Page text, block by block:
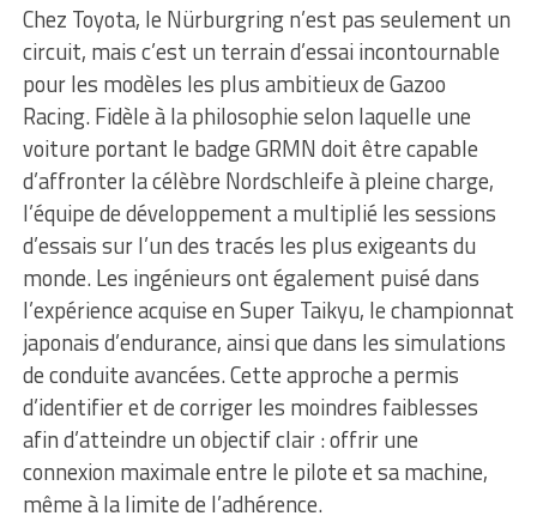
Chez Toyota, le Nürburgring n’est pas seulement un
circuit, mais c’est un terrain d’essai incontournable
pour les modèles les plus ambitieux de Gazoo
Racing. Fidèle à la philosophie selon laquelle une
voiture portant le badge GRMN doit être capable
d’affronter la célèbre Nordschleife à pleine charge,
l’équipe de développement a multiplié les sessions
d’essais sur l’un des tracés les plus exigeants du
monde. Les ingénieurs ont également puisé dans
l’expérience acquise en Super Taikyu, le championnat
japonais d’endurance, ainsi que dans les simulations
de conduite avancées. Cette approche a permis
d’identifier et de corriger les moindres faiblesses
afin d’atteindre un objectif clair : offrir une
connexion maximale entre le pilote et sa machine,
même à la limite de l’adhérence.